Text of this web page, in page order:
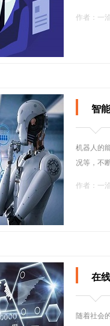
作者：一
智
机器人的
况等，不
作者：一
在
随着社会